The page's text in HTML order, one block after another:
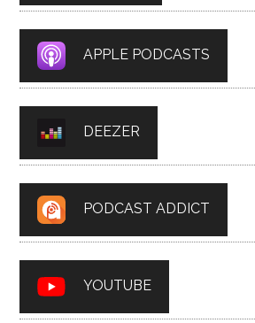
APPLE PODCASTS
DEEZER
PODCAST ADDICT
YOUTUBE